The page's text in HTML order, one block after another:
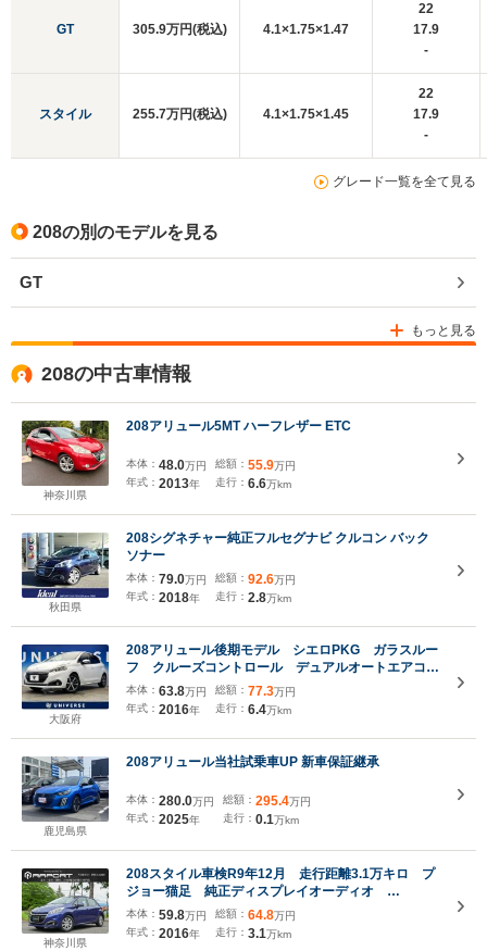
GT
スタイル
305.9万円(税込) 4.1×1.75×1.47
22
17.9
-
255.7万円(税込) 4.1×1.75×1.45
22
17.9
-
グレード一覧を全て見る
208の別のモデルを見る
GT
もっと見る
208の中古車情報
神奈川県
208アリュール5MT ハーフレザー ETC
本体： 48.0万円
年式： 2013年
総額： 55.9万円
走行： 6.6万km
秋田県
208シグネチャー純正フルセグナビ クルコン バック
ソナー
本体： 79.0万円
年式： 2018年
総額： 92.6万円
走行： 2.8万km
大阪府
208アリュール後期モデル シエロPKG ガラスルー
フ クルーズコントロール デュアルオートエアコ
ン コーナーセンサー レーンアシスト 純正16イン
チAW プライバシーガラス 禁煙車
本体： 63.8万円
年式： 2016年
総額： 77.3万円
走行： 6.4万km
鹿児島県
208アリュール当社試乗車UP 新車保証継承
本体： 280.0万円
年式： 2025年
総額： 295.4万円
走行： 0.1万km
神奈川県
208スタイル車検R9年12月 走行距離3.1万キロ プ
ジョー猫足 純正ディスプレイオーディオ
Bluetooth 衝突軽減ブレーキ アイドリングストッ
プ
本体： 59.8万円
年式： 2016年
総額： 64.8万円
走行： 3.1万km